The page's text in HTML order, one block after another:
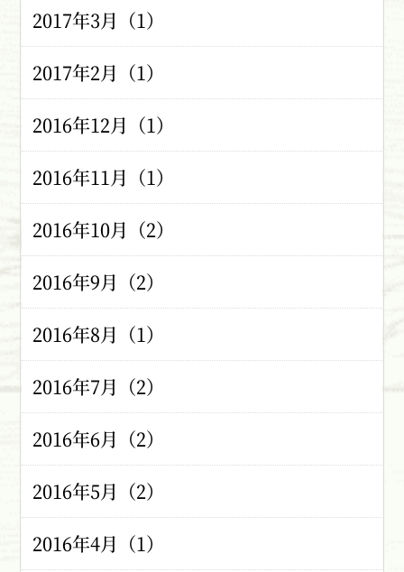
2017年3月（1）
2017年2月（1）
2016年12月（1）
2016年11月（1）
2016年10月（2）
2016年9月（2）
2016年8月（1）
2016年7月（2）
2016年6月（2）
2016年5月（2）
2016年4月（1）